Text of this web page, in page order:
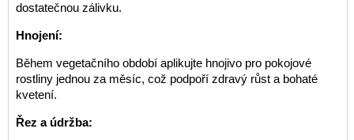
dostatečnou zálivku.
Hnojení:
Během vegetačního období aplikujte hnojivo pro pokojové
rostliny jednou za měsíc, což podpoří zdravý růst a bohaté
kvetení.
Řez a údržba: